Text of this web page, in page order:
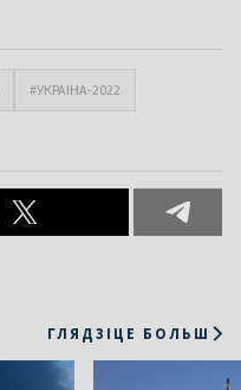
#УКРАІНА-2022
ГЛЯДЗІЦЕ БОЛЬШ